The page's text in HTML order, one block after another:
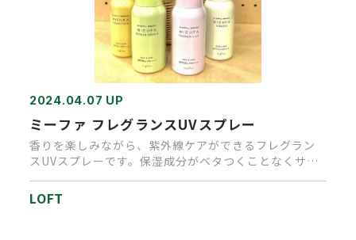
2024.04.07 UP
ミーファ フレグランスUVスプレー
香りを楽しみながら、紫外線ケアができるフレグラン
スUVスプレーです。保湿成分がベタつくことなくサラ
サラとしたテクスチャー…
LOFT